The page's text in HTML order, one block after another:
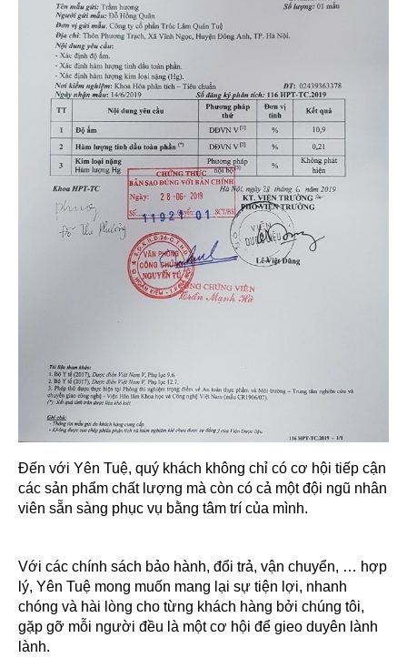
Đến với Yên Tuệ, quý khách không chỉ có cơ hội tiếp cận
các sản phẩm chất lượng mà còn có cả một đội ngũ nhân
viên sẵn sàng phục vụ bằng tâm trí của mình.
Với các chính sách bảo hành, đổi trả, vận chuyển, … hợp
lý, Yên Tuệ mong muốn mang lại sự tiện lợi, nhanh
chóng và hài lòng cho từng khách hàng bởi chúng tôi,
gặp gỡ mỗi người đều là một cơ hội để gieo duyên lành
lành.